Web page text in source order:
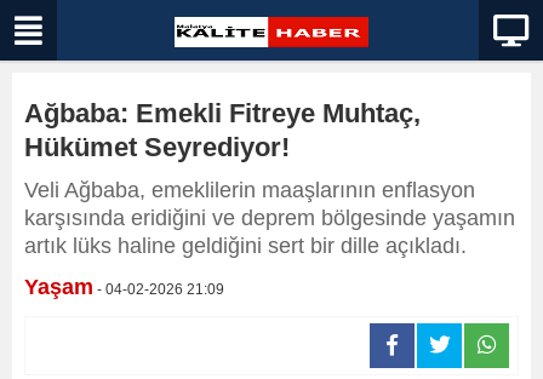
Ağbaba: Emekli Fitreye Muhtaç,
Hükümet Seyrediyor!
Veli Ağbaba, emeklilerin maaşlarının enflasyon
karşısında eridiğini ve deprem bölgesinde yaşamın
artık lüks haline geldiğini sert bir dille açıkladı.
Yaşam - 04-02-2026 21:09